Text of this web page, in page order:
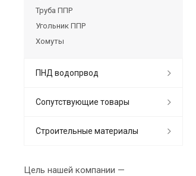
Труба ППР
Угольник ППР
Хомуты
ПНД водопрвод
Сопутствующие товары
Строительные материалы
Цель нашей компании —